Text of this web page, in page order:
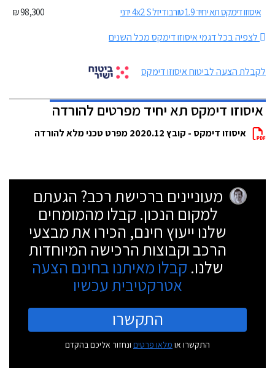
איסוזו דימקס תא יחיד 1.9 טורבו דיזל 4x2 S ידני
98,300 ₪
לצפיה בכל דגמי איסוזו דימקס מכל השנים
לקבלת הצעה לביטוח איסוזו דימקס
איסוזו דימקס תא יחיד מפרטים להורדה
איסוזו דימקס - קובץ 2020.12 מפרט טכני מלא להורדה
מעוניינים ברכישת רכב? הגעתם
למקום הנכון. קבלו מהמומחים
שלנו ייעוץ חינם, הכירו את מבצעי
הרכב וקבוצות הרכישה המיוחדות
שלנו. קבלו מאיתנו בחינם הצעה
אטרקטיבית עכשיו
התקשרו
התקשרו או מלאו פרטים ונחזור אליכם בהקדם